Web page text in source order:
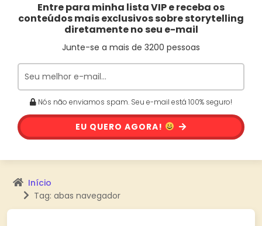
Entre para minha lista VIP e receba os
conteúdos mais exclusivos sobre storytelling
diretamente no seu e-mail
Junte-se a mais de 3200 pessoas
Nós não enviamos spam. Seu e-mail está 100% seguro!
EU QUERO AGORA!
Início
Tag: abas navegador